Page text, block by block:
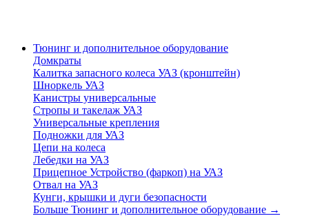
Тюнинг и дополнительное оборудование
Домкраты
Калитка запасного колеса УАЗ (кронштейн)
Шноркель УАЗ
Канистры универсальные
Стропы и такелаж УАЗ
Универсальные крепления
Подножки для УАЗ
Цепи на колеса
Лебедки на УАЗ
Прицепное Устройство (фаркоп) на УАЗ
Отвал на УАЗ
Кунги, крышки и дуги безопасности
Больше Тюнинг и дополнительное оборудование →